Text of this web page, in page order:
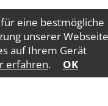
eine bestmögliche
unserer Webseite
auf Ihrem Gerät
erfahren. OK